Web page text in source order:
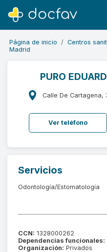
Página de inicio Centros
Madrid
PURO
Calle De Cartagena,
Ver teléfono
Servicios
Odontología/Estomatología
CCN: 1328000262
Dependencias funcionales:
Organización: Privados